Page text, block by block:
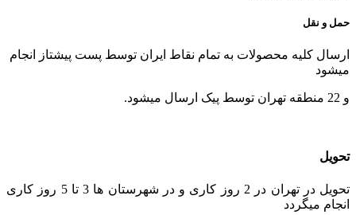
حمل و نقل
ارسال کلیه محصولات به تمام نقاط ایران توسط پست پیشتاز انجام
میشود
و 22 منطقه تهران توسط پیک ارسال میشود.
تحویل
تحویل در تهران در 2 روز کاری و در شهرستان ها 3 تا 5 روز کاری
انجام میگردد